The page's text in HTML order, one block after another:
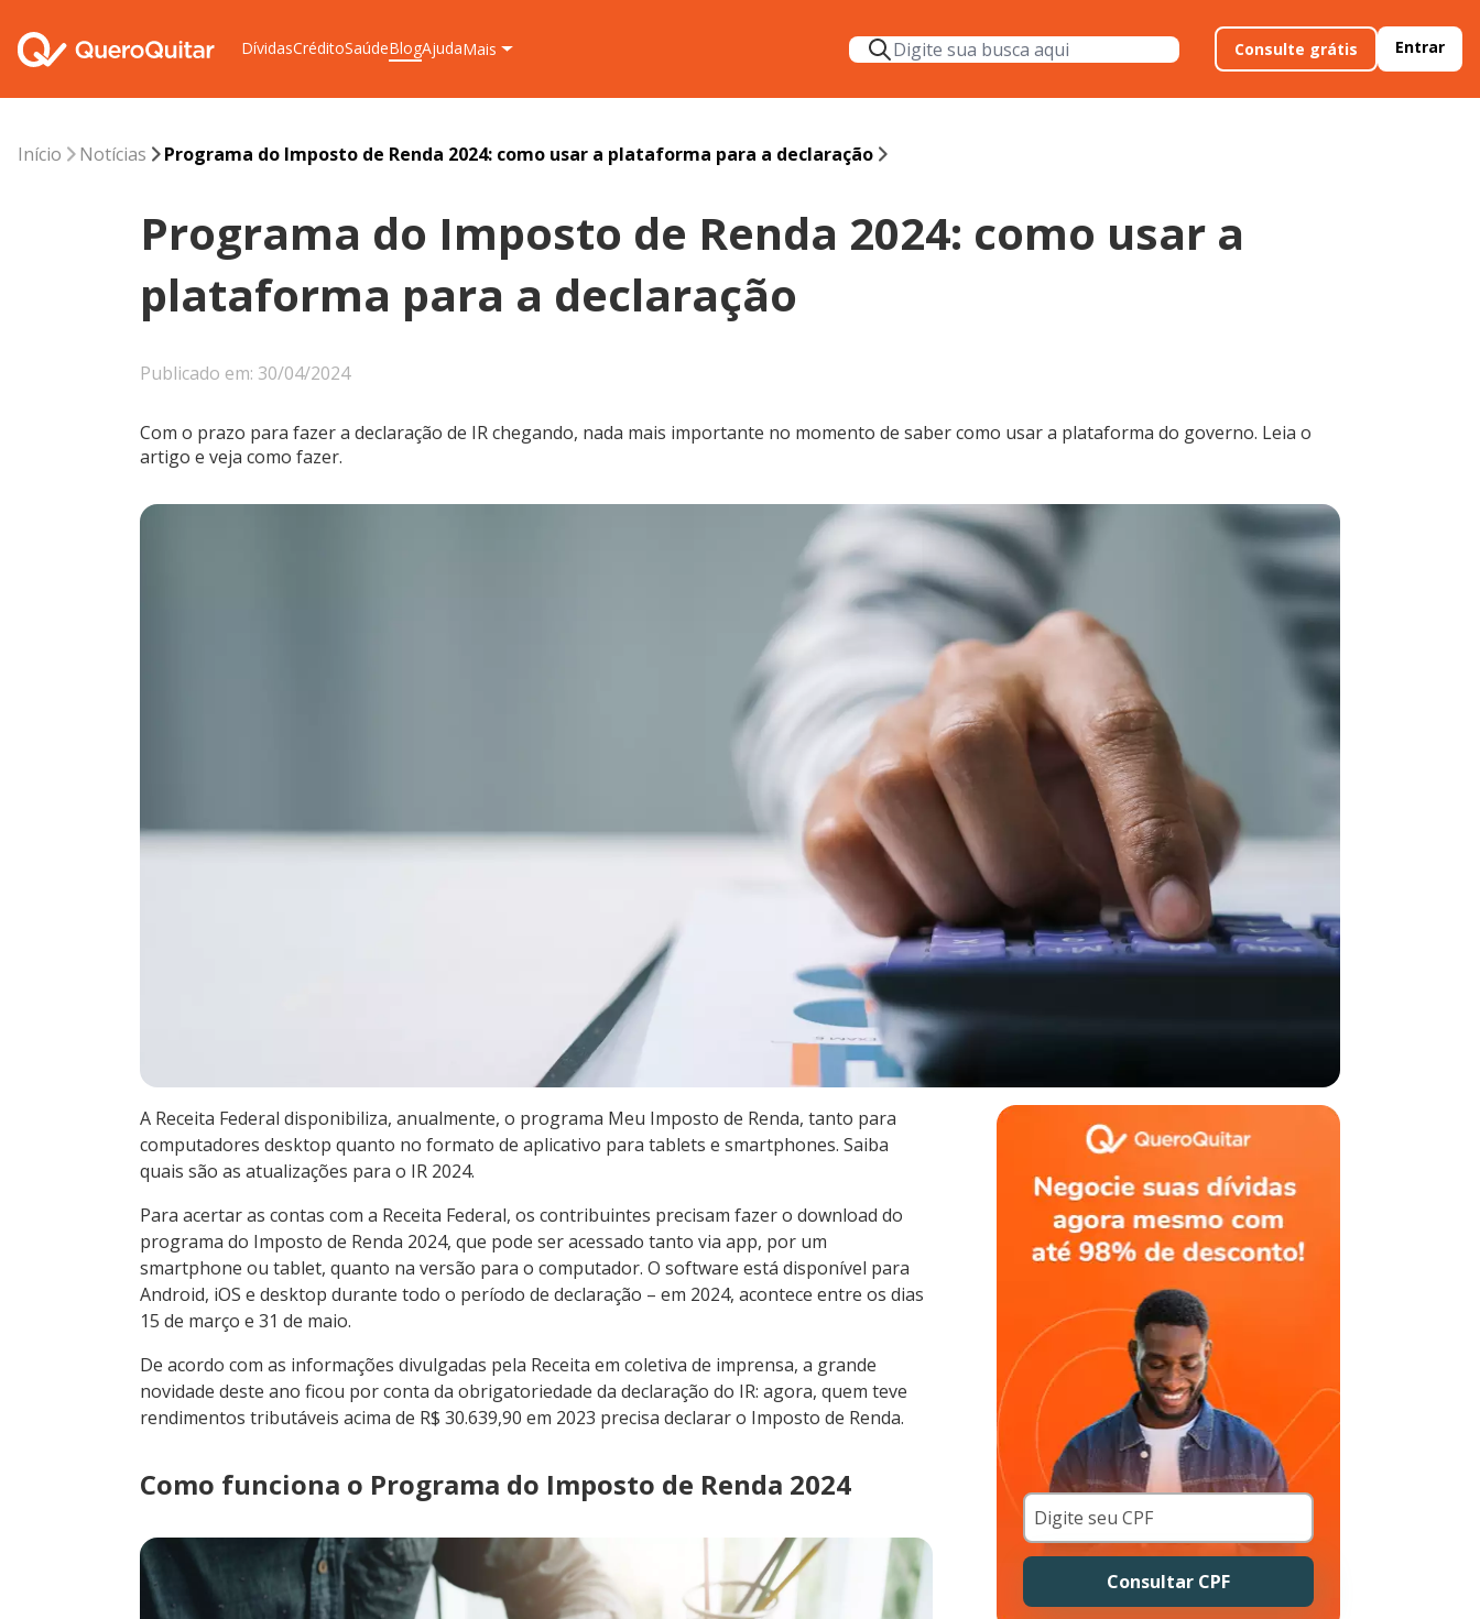
DívidasCréditoSaúdeBlogAjudaMais Consulte grátis Entrar
Início Notícias Programa do Imposto de Renda 2024: como usar a plataforma para a declaração
Programa do Imposto de Renda 2024: como usar a
plataforma para a declaração
Publicado em: 30/04/2024
Com o prazo para fazer a declaração de IR chegando, nada mais importante no momento de saber como usar a plataforma do governo. Leia o
artigo e veja como fazer.
A Receita Federal disponibiliza, anualmente, o programa Meu Imposto de Renda, tanto para
computadores desktop quanto no formato de aplicativo para tablets e smartphones. Saiba
quais são as atualizações para o IR 2024.
Para acertar as contas com a Receita Federal, os contribuintes precisam fazer o download do
programa do Imposto de Renda 2024, que pode ser acessado tanto via app, por um
smartphone ou tablet, quanto na versão para o computador. O software está disponível para
Android, iOS e desktop durante todo o período de declaração – em 2024, acontece entre os dias
15 de março e 31 de maio.
De acordo com as informações divulgadas pela Receita em coletiva de imprensa, a grande
novidade deste ano ficou por conta da obrigatoriedade da declaração do IR: agora, quem teve
rendimentos tributáveis acima de R$ 30.639,90 em 2023 precisa declarar o Imposto de Renda.
Como funciona o Programa do Imposto de Renda 2024
Consultar CPF